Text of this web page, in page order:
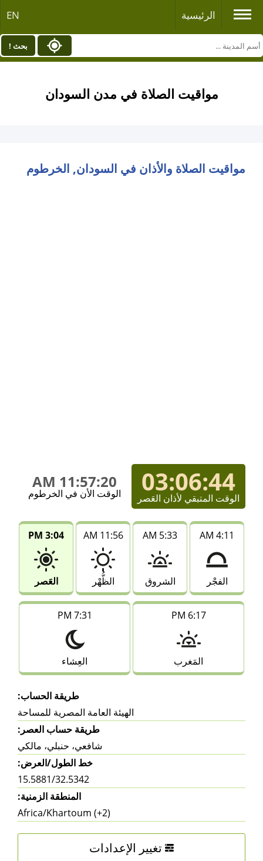
الرئيسية EN
بحث !
مواقيت الصلاة في مدن السودان
مواقيت الصلاة والأذان في السودان, الخرطوم
03:06:44
الوقت المتبقي لأذان العَصر
11:57:20 AM
الوقت الأن في الخرطوم
4:11 AM
الفجْر
5:33 AM
الشروق
11:56 AM
الظُّهْر
3:04 PM
العَصر
6:17 PM
المَغرب
7:31 PM
العِشاء
طريقة الحساب:
الهيئة العامة المصرية للمساحة
طريقة حساب العصر:
شافعي، حنبلي، مالكي
خط الطول/العرض:
15.5881/32.5342
المنطقة الزمنية:
Africa/Khartoum (+2)
تغيير الإعدادات